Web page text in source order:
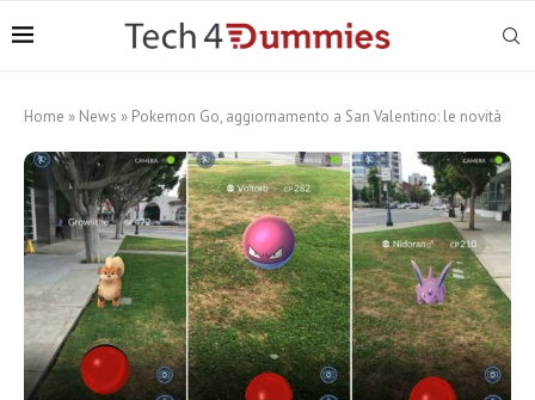
Home » News » Pokemon Go, aggiornamento a San Valentino: le novità